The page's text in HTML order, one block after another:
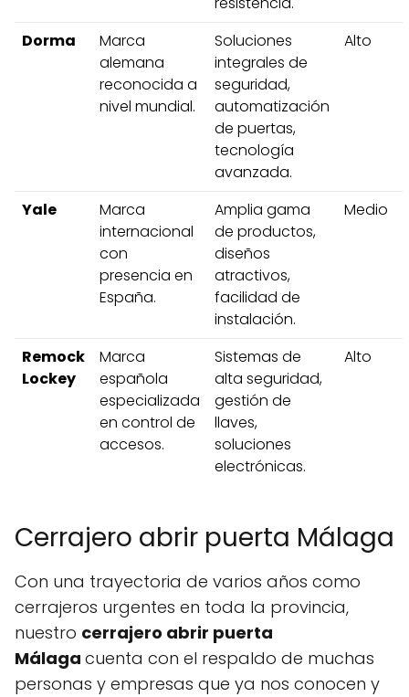
Dorma
Marca
alemana
reconocida a
nivel mundial.
Soluciones
integrales de
seguridad,
automatización
de puertas,
tecnología
avanzada.
Alto
Yale
Marca
internacional
con
presencia en
España.
Amplia gama
de productos,
diseños
atractivos,
facilidad de
instalación.
Medio
Remock
Lockey
Marca
española
especializada
en control de
accesos.
Sistemas de
alta seguridad,
gestión de
llaves,
soluciones
electrónicas.
Alto
Cerrajero abrir puerta Málaga
Con una trayectoria de varios años como
cerrajeros urgentes en toda la provincia,
nuestro cerrajero abrir puerta
Málaga cuenta con el respaldo de muchas
personas y empresas que ya nos conocen y